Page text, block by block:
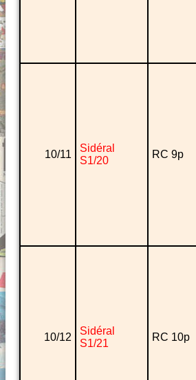
10/11
Sidéral
S1/20
RC 9p
10/12
Sidéral
S1/21
RC 10p